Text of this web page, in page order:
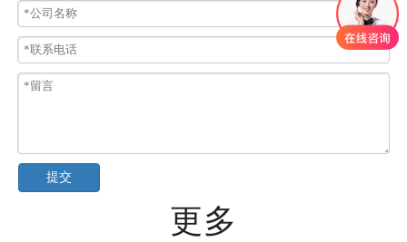
提交
更多